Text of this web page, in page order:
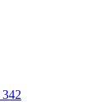
342